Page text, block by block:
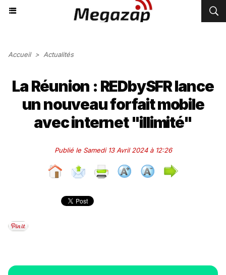
Accueil > Actualités
La Réunion : REDbySFR lance
un nouveau forfait mobile
avec internet "illimité"
Publié le Samedi 13 Avril 2024 à 12:26